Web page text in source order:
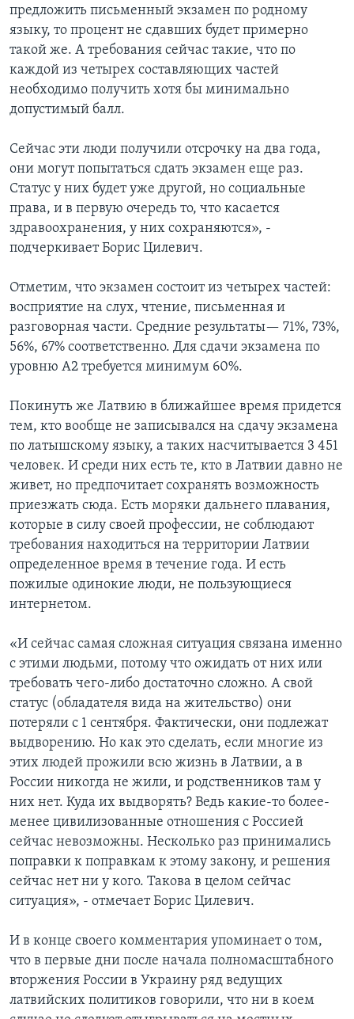
предложить письменный экзамен по родному
языку, то процент не сдавших будет примерно
такой же. А требования сейчас такие, что по
каждой из четырех составляющих частей
необходимо получить хотя бы минимально
допустимый балл.
Сейчас эти люди получили отсрочку на два года,
они могут попытаться сдать экзамен еще раз.
Статус у них будет уже другой, но социальные
права, и в первую очередь то, что касается
здравоохранения, у них сохраняются», -
подчеркивает Борис Цилевич.
Отметим, что экзамен состоит из четырех частей:
восприятие на слух, чтение, письменная и
разговорная части. Средние результаты— 71%, 73%,
56%, 67% соответственно. Для сдачи экзамена по
уровню А2 требуется минимум 60%.
Покинуть же Латвию в ближайшее время придется
тем, кто вообще не записывался на сдачу экзамена
по латышскому языку, а таких насчитывается 3 451
человек. И среди них есть те, кто в Латвии давно не
живет, но предпочитает сохранять возможность
приезжать сюда. Есть моряки дальнего плавания,
которые в силу своей профессии, не соблюдают
требования находиться на территории Латвии
определенное время в течение года. И есть
пожилые одинокие люди, не пользующиеся
интернетом.
«И сейчас самая сложная ситуация связана именно
с этими людьми, потому что ожидать от них или
требовать чего-либо достаточно сложно. А свой
статус (обладателя вида на жительство) они
потеряли с 1 сентября. Фактически, они подлежат
выдворению. Но как это сделать, если многие из
этих людей прожили всю жизнь в Латвии, а в
России никогда не жили, и родственников там у
них нет. Куда их выдворять? Ведь какие-то более-
менее цивилизованные отношения с Россией
сейчас невозможны. Несколько раз принимались
поправки к поправкам к этому закону, и решения
сейчас нет ни у кого. Такова в целом сейчас
ситуация», - отмечает Борис Цилевич.
И в конце своего комментария упоминает о том,
что в первые дни после начала полномасштабного
вторжения России в Украину ряд ведущих
латвийских политиков говорили, что ни в коем